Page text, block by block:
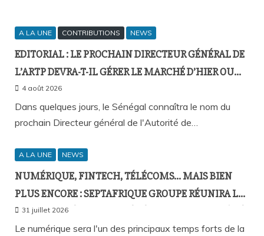
A LA UNE CONTRIBUTIONS NEWS
EDITORIAL : LE PROCHAIN DIRECTEUR GÉNÉRAL DE
L’ARTP DEVRA-T-IL GÉRER LE MARCHÉ D’HIER OU
CELUI DE DEMAIN ?
4 août 2026
Dans quelques jours, le Sénégal connaîtra le nom du
prochain Directeur général de l'Autorité de…
A LA UNE NEWS
NUMÉRIQUE, FINTECH, TÉLÉCOMS… MAIS BIEN
PLUS ENCORE : SEPTAFRIQUE GROUPE RÉUNIRA LE
GOTHA DE L’ÉCONOMIE SÉNÉGALAISE LE 10 AOÛT À
DAKAR
31 juillet 2026
Le numérique sera l'un des principaux temps forts de la